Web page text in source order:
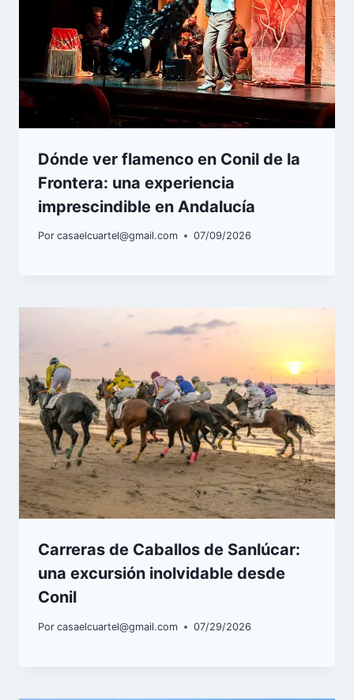
Dónde ver flamenco en Conil de la
Frontera: una experiencia
imprescindible en Andalucía
Por casaelcuartel@gmail.com 07/09/2026
Carreras de Caballos de Sanlúcar:
una excursión inolvidable desde
Conil
Por casaelcuartel@gmail.com 07/29/2026